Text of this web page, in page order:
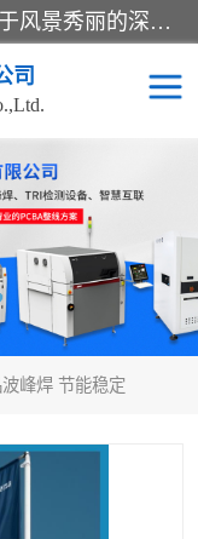
深圳市亿阳电子仪器有限公司坐落于风景秀丽的深圳市光明区，集SMT设备销售务为一体，努力为客户提供电子装配解决方案。与行业**SMT设备厂商：ASM（印刷机，锡膏检查机，贴片机），德国ERSA（爱莎）建立了稳固的代理合作关系，销售的设备一直保持**电子装配行业未来发展方向，能够满足客户各种繁杂产品的生产应用。
司
峰焊 节能稳定
速贴片机
波峰焊
335
学检测TR7700QE
路板测试机
动高速贴片机